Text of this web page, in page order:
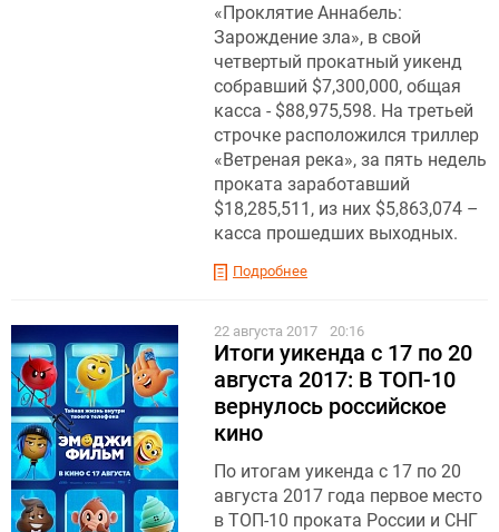
«Проклятие Аннабель:
Зарождение зла», в свой
четвертый прокатный уикенд
собравший $7,300,000, общая
касса - $88,975,598. На третьей
строчке расположился триллер
«Ветреная река», за пять недель
проката заработавший
$18,285,511, из них $5,863,074 –
касса прошедших выходных.
Подробнее
22 августа 2017 20:16
Итоги уикенда с 17 по 20
августа 2017: В ТОП-10
вернулось российское
кино
По итогам уикенда с 17 по 20
августа 2017 года первое место
в ТОП-10 проката России и СНГ